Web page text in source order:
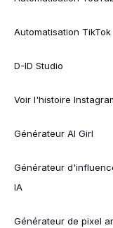
Automatisation TikTok
D-ID Studio
Voir l'histoire
Générateur AI Girl
Générateur
IA
Générateur de pixel